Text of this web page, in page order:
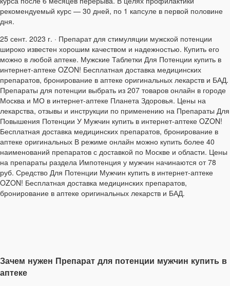
рекомендуемый курс — 30 дней, по 1 капсуле в первой половине
дня.
25 сент. 2023 г. · Препарат для стимуляции мужской потенции
широко известен хорошим качеством и надежностью. Купить его
можно в любой аптеке. Мужские Таблетки Для Потенции купить в
интернет-аптеке OZON! Бесплатная доставка медицинских
препаратов, бронирование в аптеке оригинальных лекарств и БАД.
Препараты для потенции выбрать из 207 товаров онлайн в городе
Москва и МО в интернет-аптеке Планета Здоровья. Цены на
лекарства, отзывы и инструкции по применению на Препараты Для
Повышения Потенции У Мужчин купить в интернет-аптеке OZON!
Бесплатная доставка медицинских препаратов, бронирование в
аптеке оригинальных В режиме онлайн можно купить более 40
наименований препаратов с доставкой по Москве и области. Цены
на препараты раздела Импотенция у мужчин начинаются от 78
руб. Средство Для Потенции Мужчин купить в интернет-аптеке
OZON! Бесплатная доставка медицинских препаратов,
бронирование в аптеке оригинальных лекарств и БАД.
Зачем нужен Препарат для потенции мужчин купить в
аптеке